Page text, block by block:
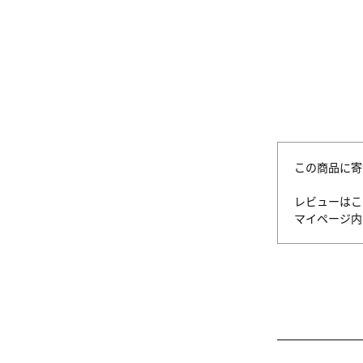
この商品に
レビューは
マイページ